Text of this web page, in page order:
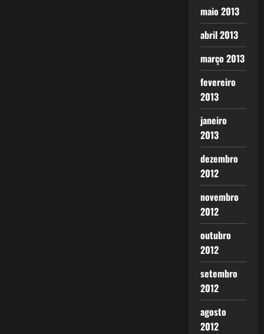
maio 2013
abril 2013
março 2013
fevereiro
2013
janeiro
2013
dezembro
2012
novembro
2012
outubro
2012
setembro
2012
agosto
2012